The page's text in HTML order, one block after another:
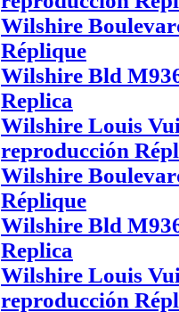
Wilshire
Réplique
Wilshire Bld
Replica
Wilshire Louis
reproducción
Wilshire
Réplique
Wilshire Bld
Replica
Wilshire Louis
reproducción